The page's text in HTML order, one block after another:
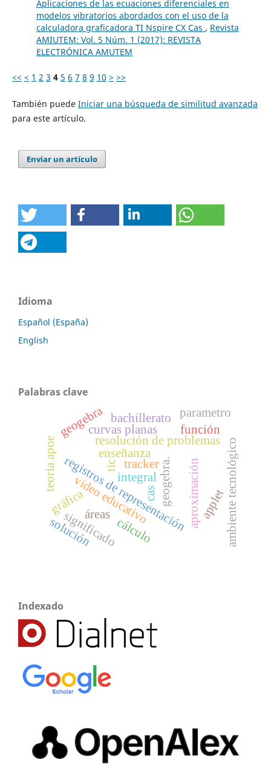
Aplicaciones de las ecuaciones diferenciales en
modelos vibratorios abordados con el uso de la
calculadora graficadora TI Nspire CX Cas , Revista
AMIUTEM: Vol. 5 Núm. 1 (2017): REVISTA
ELECTRÓNICA AMUTEM
<< < 1 2 3 4 5 6 7 8 9 10 > >>
También puede Iniciar una búsqueda de similitud avanzada
para este artículo.
Enviar un artículo
Idioma
Español (España)
English
Palabras clave
resolución de problemas
registros de representación
geogebra.
video educativo
áreas aproximación
enseñanza
curvas planas
geogebra
significado
bachillerato
integral
función
solución cálculo
teoría apoe
gráfica ambiente tecnológico
applet
cas
tic tracker
parametro
Indexado